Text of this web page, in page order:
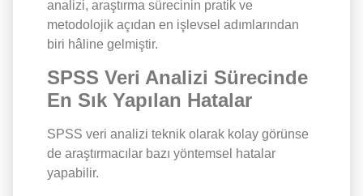
analizi, araştırma sürecinin pratik ve
metodolojik açıdan en işlevsel adımlarından
biri hâline gelmiştir.
SPSS Veri Analizi Sürecinde
En Sık Yapılan Hatalar
SPSS veri analizi teknik olarak kolay görünse
de araştırmacılar bazı yöntemsel hatalar
yapabilir.